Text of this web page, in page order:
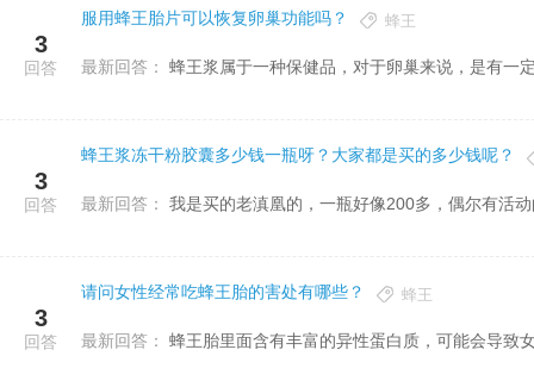
3
回答
服用蜂王胎片可以恢复卵巢功能吗？ 蜂王
最新回答： 蜂王浆属于一种保健品，对于卵巢来说，是有一
3
回答
蜂王浆冻干粉胶囊多少钱一瓶呀？大家都是买的多少钱呢？
最新回答： 我是买的老滇凰的，一瓶好像200多，偶尔有活
3
回答
请问女性经常吃蜂王胎的害处有哪些？ 蜂王
最新回答： 蜂王胎里面含有丰富的异性蛋白质，可能会导致